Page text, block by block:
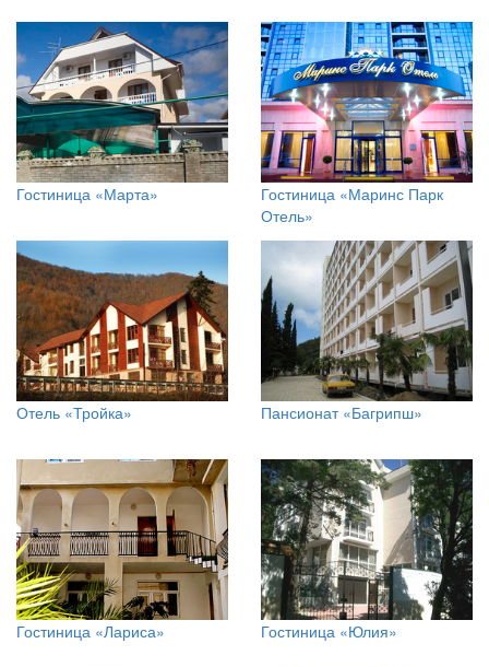
Гостиница «Марта»
Гостиница «Маринс Парк
Отель»
Отель «Тройка» Пансионат «Багрипш»
Гостиница «Лариса» Гостиница «Юлия»